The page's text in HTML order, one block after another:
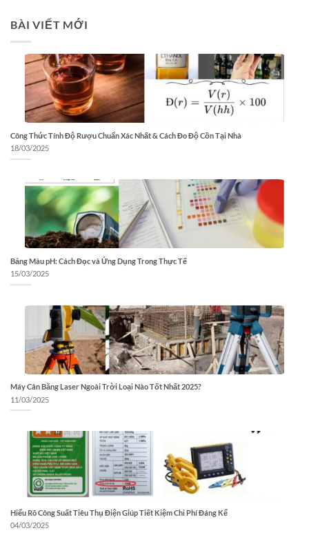
BÀI VIẾT MỚI
Công Thức Tính Độ Rượu Chuẩn Xác Nhất & Cách Đo Độ Cồn Tại Nhà
18/03/2025
Bảng Màu pH: Cách Đọc và Ứng Dụng Trong Thực Tế
15/03/2025
Máy Cân Bằng Laser Ngoài Trời Loại Nào Tốt Nhất 2025?
11/03/2025
Hiểu Rõ Công Suất Tiêu Thụ Điện Giúp Tiết Kiệm Chi Phí Đáng Kể
04/03/2025